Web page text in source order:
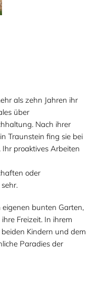
als zehn Jahren ihr
über
Nach ihrer
Traunstein fing sie bei
proaktives Arbeiten
oder
bunten Garten,
Freizeit. In ihrem
Kindern und dem
Paradies der